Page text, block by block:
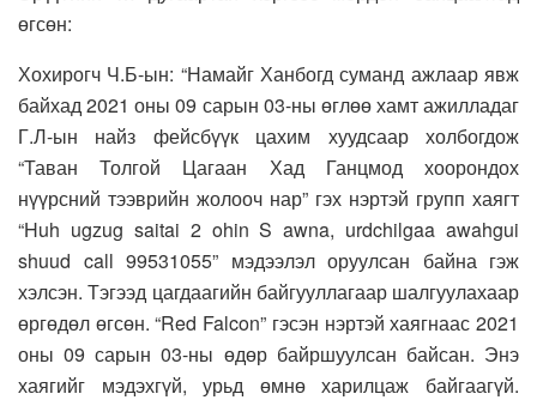
өгсөн:
Хохирогч Ч.Б-ын: “Намайг Ханбогд суманд ажлаар явж
байхад 2021 оны 09 сарын 03-ны өглөө хамт ажилладаг
Г.Л-ын найз фейсбүүк цахим хуудсаар холбогдож
“Таван Толгой Цагаан Хад Ганцмод хоорондох
нүүрсний тээврийн жолооч нар” гэх нэртэй групп хаягт
“Huh ugzug saitai 2 ohin S awna, urdchilgaa awahgui
shuud call 99531055” мэдээлэл оруулсан байна гэж
хэлсэн. Тэгээд цагдаагийн байгууллагаар шалгуулахаар
өргөдөл өгсөн. “Red Falcon” гэсэн нэртэй хаягнаас 2021
оны 09 сарын 03-ны өдөр байршуулсан байсан. Энэ
хаягийг мэдэхгүй, урьд өмнө харилцаж байгаагүй.